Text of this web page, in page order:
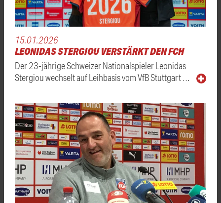
15.01.2026
LEONIDAS STERGIOU VERSTÄRKT DEN FCH
Der 23-jährige Schweizer Nationalspieler Leonidas
Stergiou wechselt auf Leihbasis vom VfB Stuttgart …